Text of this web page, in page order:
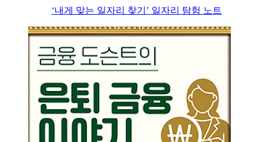
‘내게 맞는 일자리 찾기’ 일자리 탐험 노트